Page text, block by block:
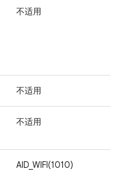
不适用
不适用
不适用
AID_WIFI(1010)